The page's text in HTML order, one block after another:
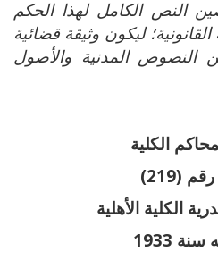
النص الكامل لهذا الحكم
ليكون وثيقة قضائية
النصوص المدنية والأصول
الكلية
(219)
الكلية الأهلية